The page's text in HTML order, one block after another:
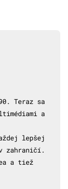
Teraz sa
a
lepšej
zahraničí.
a tiež